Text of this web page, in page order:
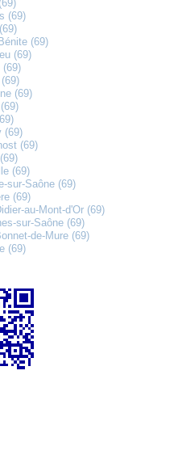
(69)
(69)
(69)
(69)
(69)
(69)
(69)
(69)
sur-Saône (69)
(69)
au-Mont-d'Or (69)
sur-Saône (69)
de-Mure (69)
(69)